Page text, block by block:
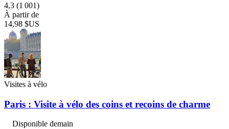
4,3 (1 001)
À partir de
14,98 $US
Visites à vélo
Paris : Visite à vélo des coins et recoins de charme
Disponible demain